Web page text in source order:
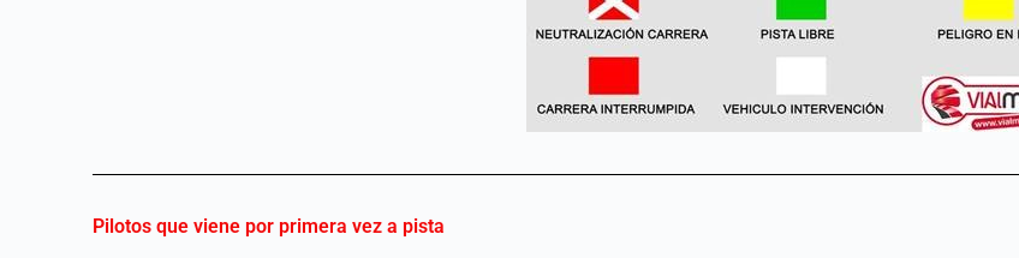
Pilotos que viene por primera vez a pista